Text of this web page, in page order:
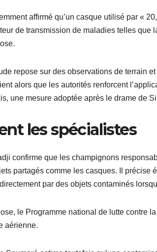
affirmé qu’un casque utilisé par «
de transmission de maladies telles que
repose sur des observations de terrain
alors que les autorités renforcent
une mesure adoptée après le drame de
les spécialistes
confirme que les champignons
partagés comme les casques. Il précise
par des objets contaminés
le Programme national de lutte contre
aérienne.